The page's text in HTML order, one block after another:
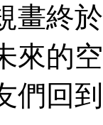
畫終
來的
們回